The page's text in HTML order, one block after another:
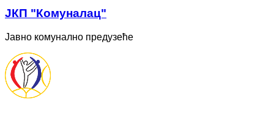
ЈКП "Комуналац"
Јавно комунално предузеће